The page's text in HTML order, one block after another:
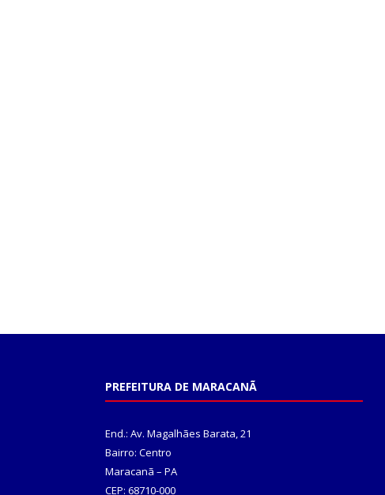
PREFEITURA DE MARACANÃ
End.: Av. Magalhães Barata, 21
Bairro: Centro
Maracanã – PA
CEP: 68710-000